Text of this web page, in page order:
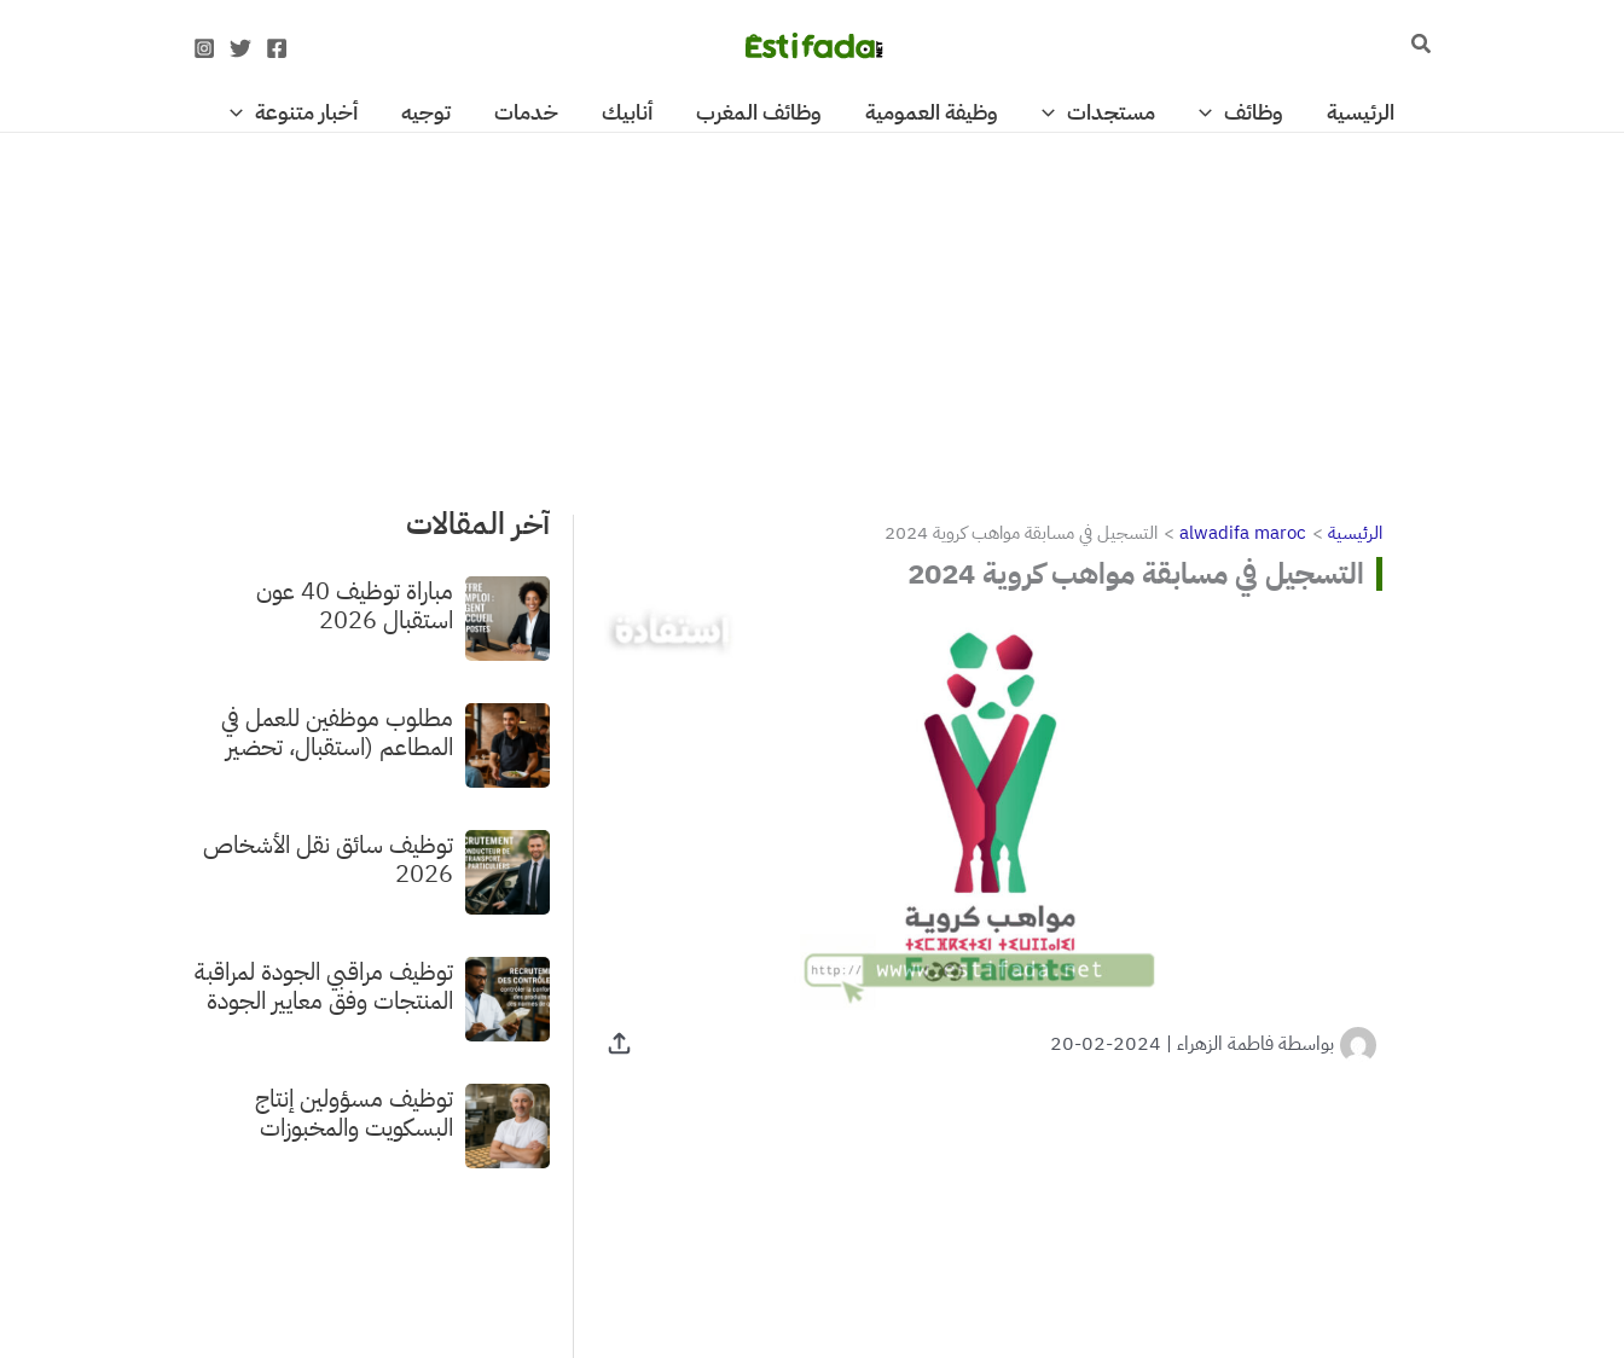
البحث
الرئيسية وظائف مستجدات وظيفة العمومية وظائف المغرب أنابيك خدمات توجيه أخبار متنوعة
الرئيسية alwadifa maroc التسجيل في مسابقة مواهب كروية 2024
التسجيل في مسابقة مواهب كروية 2024
بواسطةفاطمة الزهراء |
2024-02-20
آخر المقالات
مباراة توظيف 40 عون
استقبال 2026
مطلوب موظفين للعمل في
المطاعم (استقبال، تحضير
توظيف سائق نقل الأشخاص
2026
توظيف مراقبي الجودة لمراقبة
المنتجات وفق معايير الجودة
توظيف مسؤولين إنتاج
البسكويت والمخبوزات